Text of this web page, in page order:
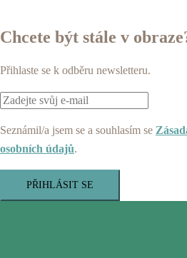
Chcete být stále v
Přihlaste se k odběru newsletteru.
Seznámil/a jsem se a souhlasím se
osobních údajů.
PŘIHLÁSIT SE